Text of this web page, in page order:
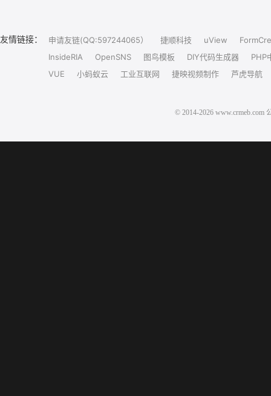
友情链接： 申请友链(QQ:597244065） 捷顺科技 uView
InsideRIA
OpenSNS 图鸟模板 DIY代码生成器
PHP
VUE
小蚂蚁云 工业互联网 捷映视频制作 芦虎导航
© 2014-2026